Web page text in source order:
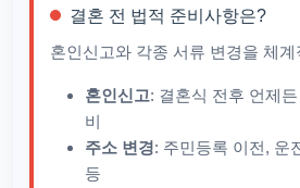
결혼 전 법적 준비사항은?
혼인신고와 각종 서류 변경을 체
혼인신고: 결혼식 전후 언제
비
주소 변경: 주민등록 이전, 운
등